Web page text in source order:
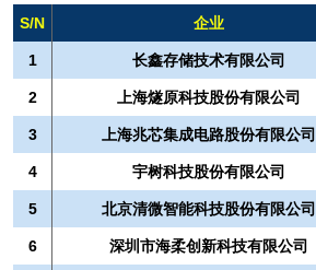
S/N 企业
1 长鑫存储技术有限公司
2 上海燧原科技股份有限公司
3 上海兆芯集成电路股份有限公司
4 宇树科技股份有限公司
5 北京清微智能科技股份有限公司
6 深圳市海柔创新科技有限公司